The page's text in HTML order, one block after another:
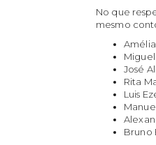
No que
mesmo
José
Rita
Luis
Bruno